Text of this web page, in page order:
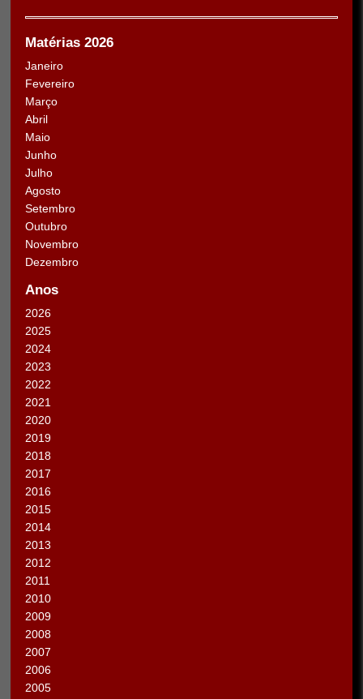
Matérias 2026
Janeiro
Fevereiro
Março
Abril
Maio
Junho
Julho
Agosto
Setembro
Outubro
Novembro
Dezembro
Anos
2026
2025
2024
2023
2022
2021
2020
2019
2018
2017
2016
2015
2014
2013
2012
2011
2010
2009
2008
2007
2006
2005